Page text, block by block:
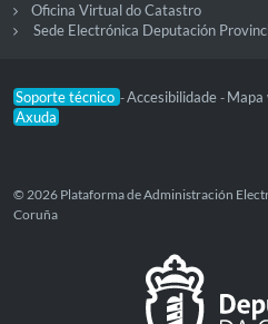
Oficina Virtual do Catastro
Sede Electrónica Deputación
Soporte técnico -Accesibilidade - Mapa
Axuda
© 2026 Plataforma de Administración
Coruña